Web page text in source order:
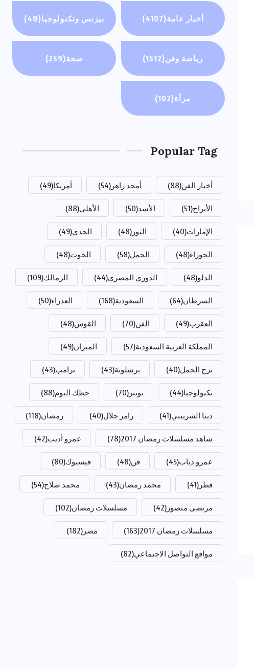
أخبار عامة(4107) بيزنس وتكنولوجيا(48)
رياضة وفن(1512) صحة(259)
مرأة(102)
Popular Tag
أخبار الفن(88) أمجد زاهر (54) أمريكا(49)
الأبراج(51) الأسد(50) الأهلي(88)
الإمارات(40) الثور (48) الجدي(49)
الجوزاء(48) الحمل(58) الحوت(48)
الدلو(48) الدوري المصري(44) الزمالك(109)
السرطان(64) السعودية(168) العذراء(50)
العقرب(49) الفن(70) القوس(48)
المملكة العربية السعودية(57) الميزان(49)
برج الحمل(40) برشلونة(43) ترامب(43)
تكنولوجيا(44) تويتر (70) حظك اليوم(88)
دينا الشربيني(41) رامز جلال(40) رمضان(118)
شاهد مسلسلات رمضان 2017 (78) عمرو أديب(42)
عمرو دياب(45) فن(48) فيسبوك(80)
قطر (41) محمد رمضان(43) محمد صلاح(54)
مرتضى منصور (42) مسلسلات رمضان(102)
مسلسلات رمضان 2017 (163) مصر (182)
مواقع التواصل الاجتماعي(82)